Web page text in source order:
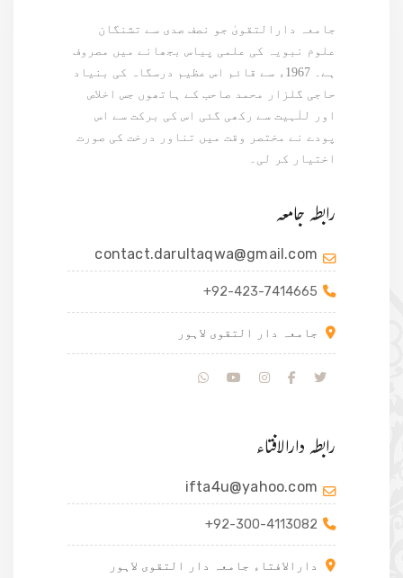
جامعہ دارالتقویٰ جو نصف صدی سے تشنگان
علوم نبویہ کی علمی پیاس بجھانے میں مصروف
ہے۔ 1967ء سے قائم اس عظیم درسگاہ کی بنیاد
حاجی گلزار محمد صاحب کے ہاتھوں جس اخلاص
اور للٰہیت سے رکھی گئی اس کی برکت سے اس
پودے نے مختصر وقت میں تناور درخت کی صورت
اختیار کر لی۔
رابطہ جامعہ
contact.darultaqwa@gmail.com
+92-423-7414665
جامعہ دار التقوی لاہور
رابطہ دارالافتاء
ifta4u@yahoo.com
+92-300-4113082
دارالافتاء جامعہ دار التقوی لاہور